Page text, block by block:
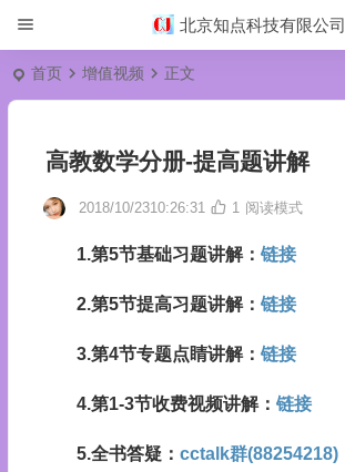
北京知点科技有限公司
首页 增值视频 正文
高教数学分册-提高题讲解
2018/10/2310:26:31 1 阅读模式
1.第5节基础习题讲解： 链接
2.第5节提高习题讲解： 链接
3.第4节专题点睛讲解： 链接
4.第1-3节收费视频讲解： 链接
5.全书答疑： cctalk群(88254218)